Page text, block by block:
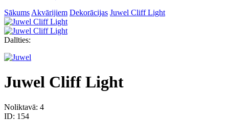
Sākums Akvārijiem Dekorācijas Juwel Cliff Light
Dalīties:
Juwel Cliff Light
Noliktavā: 4
ID: 154